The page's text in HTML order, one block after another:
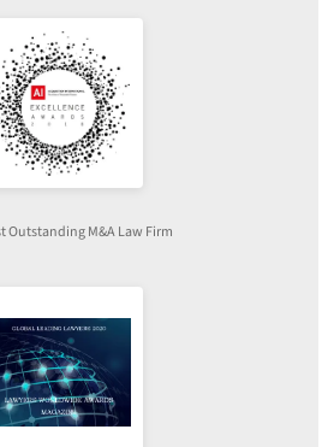
Outstanding M&A Law Firm